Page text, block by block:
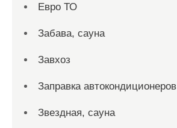
Евро ТО
Забава, сауна
Завхоз
Заправка автокондиционеров
Звездная, сауна